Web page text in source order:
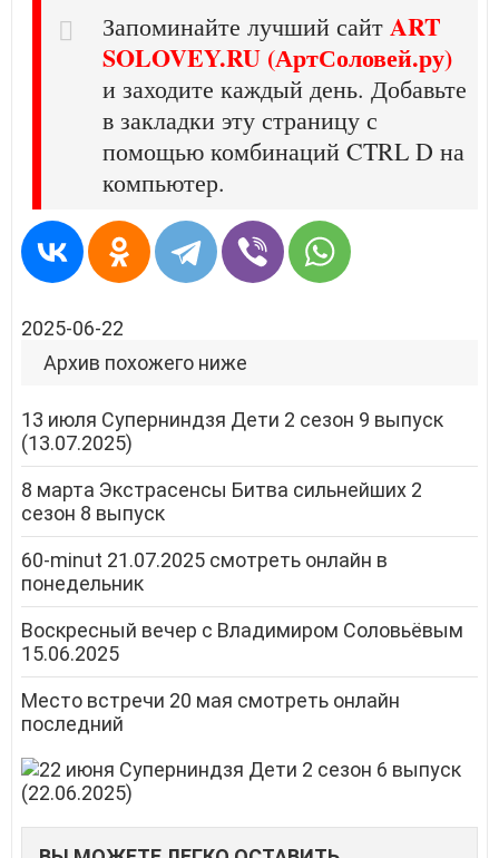
Запоминайте лучший сайт ART
SOLOVEY.RU (АртСоловей.ру)
и заходите каждый день. Добавьте
в закладки эту страницу с
помощью комбинаций CTRL D на
компьютер.
2025-06-22
Архив похожего ниже
13 июля Суперниндзя Дети 2 сезон 9 выпуск
(13.07.2025)
8 марта Экстрасенсы Битва сильнейших 2
сезон 8 выпуск
60-minut 21.07.2025 смотреть онлайн в
понедельник
Воскресный вечер с Владимиром Соловьёвым
15.06.2025
Место встречи 20 мая смотреть онлайн
последний